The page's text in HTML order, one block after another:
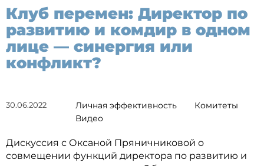
Клуб перемен: Директор по
развитию и комдир в одном
лице — синергия или
конфликт?
30.06.2022 Личная эффективность
Комитеты
Видео
Дискуссия с Оксаной Пряничниковой о
совмещении функций директора по развитию и